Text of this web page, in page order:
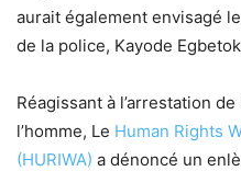
aurait également envisagé
de la police, Kayode
Réagissant à l’arrestation
l’homme, Le Human Rights
(HURIWA) a dénoncé un